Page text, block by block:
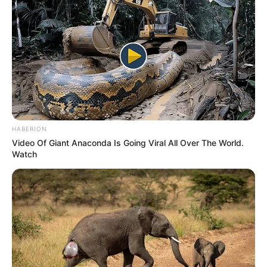
Os serviços nas obras de duplicação já estão cerca de 95%
concluídos, um investimento de cerca de R$ 294 milhões. A
duplicação deve impactar diretamente o dia a dia de ao
menos 344 mil habitantes, considerando apenas os
municípios de Marília, Echaporã, Platina e Assis, no caso de
deslocamentos curtos, mas principalmente irá ampliar e
melhorar a capacidade de escoamento da produção
industrial e agropecuária, favorecendo a logística e
deslocamento de veículos de passeio e comerciais pelo
Centro Oeste Paulista, do Estado de São Paulo até o
Paraná.
A empresa investe recursos e estudos no
desenvolvimento e manutenção de projetos
socioambientais que contribuem para a preservação da
fauna e flora, com o objetivo de mitigar ao máximo qualquer
tipo de impacto decorrente da consolidação do negócio.
Paralelamente aos projetos de construção das passagens,
a empresa desenvolve ações educativas com crianças e
usuários de rodovia, mantém parcerias com instituições de
reabilitação e acolhimento de animais e sinaliza as
rodovias com placas indicativas sobre a presença deles
nas proximidades das vias. Ao longo da SP-333, placas
HABERION
Video Of Giant Anaconda Is Going Viral All Over The World.
Watch